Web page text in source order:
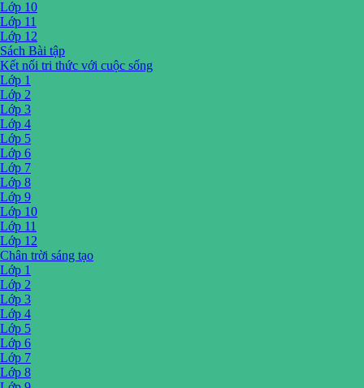
Lớp 10
Lớp 11
Lớp 12
Sách Bài tập
Kết nối tri thức với cuộc sống
Lớp 1
Lớp 2
Lớp 3
Lớp 4
Lớp 5
Lớp 6
Lớp 7
Lớp 8
Lớp 9
Lớp 10
Lớp 11
Lớp 12
Chân trời sáng tạo
Lớp 1
Lớp 2
Lớp 3
Lớp 4
Lớp 5
Lớp 6
Lớp 7
Lớp 8